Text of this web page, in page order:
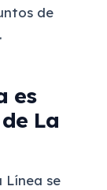
de
es
La
Línea se